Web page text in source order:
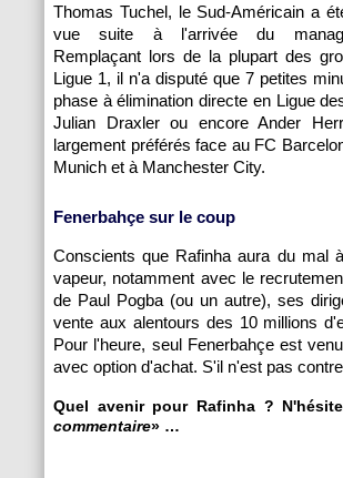
Thomas Tuchel, le Sud-Américain a
vue suite à l'arrivée du
Remplaçant lors de la plupart des
Ligue 1, il n'a disputé que 7 petites
phase à élimination directe en Ligue
Julian Draxler ou encore Ander
largement préférés face au FC
Munich et à Manchester City.
Fenerbahçe sur le coup
Conscients que Rafinha aura du mal
vapeur, notamment avec le
de Paul Pogba (ou un autre), ses
vente aux alentours des 10 millions
Pour l'heure, seul Fenerbahçe est
avec option d'achat. S'il n'est pas
Quel avenir pour Rafinha ?
commentaire» …